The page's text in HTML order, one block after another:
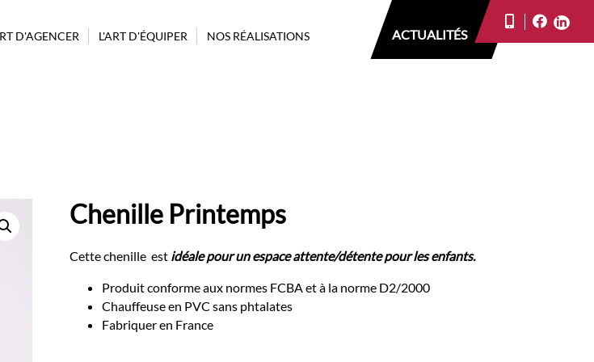
D'AGENCER
STANDARDS
L'ART D'ÉQUIPER
REHAUSSEURS
NOS RÉALISATIONS ACTUALITÉS
Chenille Printemps
Cette chenille est idéale pour un espace attente/détente pour les enfants.
Produit conforme aux normes FCBA et à la norme D2/2000
Chauffeuse en PVC sans phtalates
Fabriquer en France